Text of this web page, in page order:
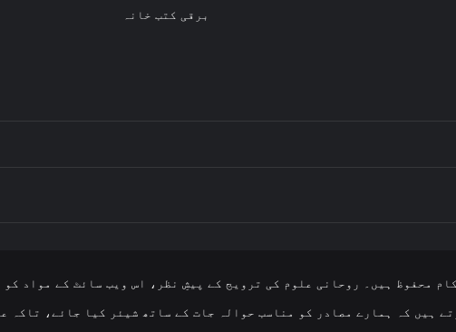
برقی کتب خانہ
محفوظ ہیں۔ روحانی علوم کی ترویج کے پیشِ نظر، اس ویب سائٹ کے مواد
ہیں کہ ہمارے مصادر کو مناسب حوالہ جات کے ساتھ شیئر کیا جائے، تاکہ